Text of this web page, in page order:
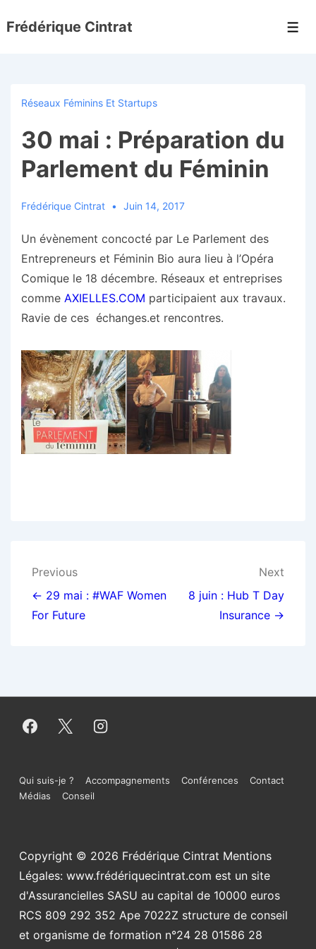
passer
Frédérique Cintrat
Réseaux Féminins Et Startups
30 mai : Préparation du
Parlement du Féminin
Frédérique Cintrat Juin 14, 2017
Un évènement concocté par Le Parlement des
Entrepreneurs et Féminin Bio aura lieu à l’Opéra
Comique le 18 décembre. Réseaux et entreprises
comme AXIELLES.COM participaient aux travaux.
Ravie de ces échanges.et rencontres.
Navigation
de
l’article
Previous
← 29 mai : #WAF Women
For Future
Next
8 juin : Hub T Day
Insurance →
Menu
de
page
Qui suis-je ? Accompagnements Conférences
Contact
Médias
Conseil
Copyright © 2026 Frédérique Cintrat Mentions
Légales: www.frédériquecintrat.com est un site
d'Assurancielles SASU au capital de 10000 euros
RCS 809 292 352 Ape 7022Z structure de conseil
et organisme de formation n°24 28 01586 28